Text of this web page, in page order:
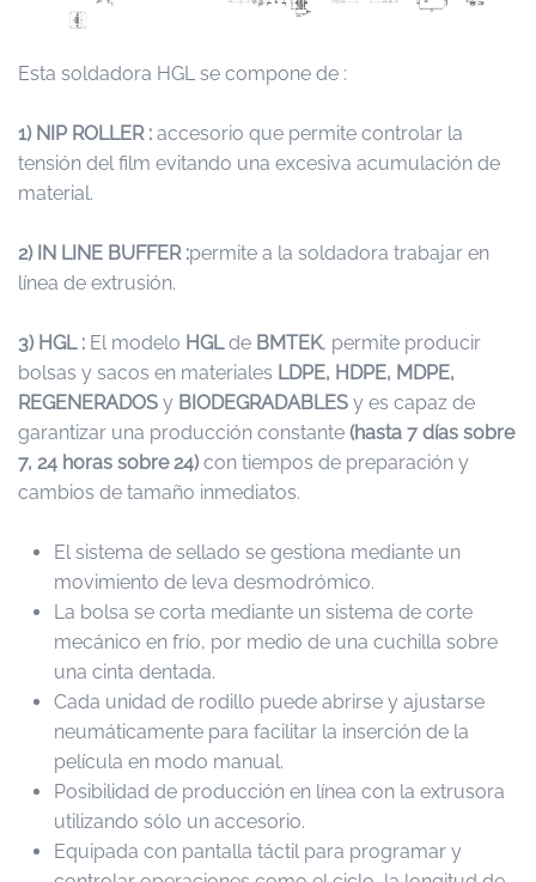
Esta soldadora HGL se compone de :
1) NIP ROLLER : accesorio que permite controlar la
tensión del film evitando una excesiva acumulación de
material.
2) IN LINE BUFFER :permite a la soldadora trabajar en
línea de extrusión.
3) HGL : El modelo HGLde BMTEK, permite producir
bolsas y sacos en materiales LDPE, HDPE, MDPE,
REGENERADOS y BIODEGRADABLES y es capaz de
garantizar una producción constante (hasta 7 días sobre
7, 24 horas sobre 24)con tiempos de preparación y
cambios de tamaño inmediatos.
El sistema de sellado se gestiona mediante un
movimiento de leva desmodrómico.
La bolsa se corta mediante un sistema de corte
mecánico en frío, por medio de una cuchilla sobre
una cinta dentada.
Cada unidad de rodillo puede abrirse y ajustarse
neumáticamente para facilitar la inserción de la
película en modo manual.
Posibilidad de producción en línea con la extrusora
utilizando sólo un accesorio.
Equipada con pantalla táctil para programar y